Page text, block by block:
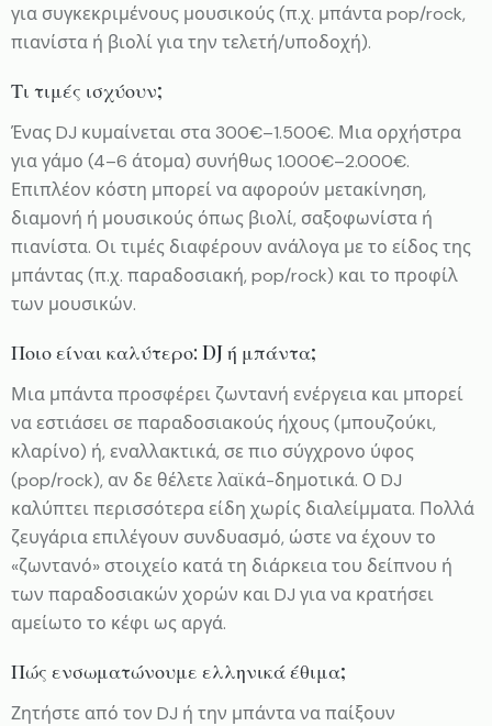
για συγκεκριμένους μουσικούς (π.χ. μπάντα pop/rock,
πιανίστα ή βιολί για την τελετή/υποδοχή).
Τι τιμές ισχύουν;
Ένας DJ κυμαίνεται στα 300€–1.500€. Μια ορχήστρα
για γάμο (4–6 άτομα) συνήθως 1.000€–2.000€.
Επιπλέον κόστη μπορεί να αφορούν μετακίνηση,
διαμονή ή μουσικούς όπως βιολί, σαξοφωνίστα ή
πιανίστα. Οι τιμές διαφέρουν ανάλογα με το είδος της
μπάντας (π.χ. παραδοσιακή, pop/rock) και το προφίλ
των μουσικών.
Ποιο είναι καλύτερο: DJ ή μπάντα;
Μια μπάντα προσφέρει ζωντανή ενέργεια και μπορεί
να εστιάσει σε παραδοσιακούς ήχους (μπουζούκι,
κλαρίνο) ή, εναλλακτικά, σε πιο σύγχρονο ύφος
(pop/rock), αν δε θέλετε λαϊκά-δημοτικά. Ο DJ
καλύπτει περισσότερα είδη χωρίς διαλείμματα. Πολλά
ζευγάρια επιλέγουν συνδυασμό, ώστε να έχουν το
«ζωντανό» στοιχείο κατά τη διάρκεια του δείπνου ή
των παραδοσιακών χορών και DJ για να κρατήσει
αμείωτο το κέφι ως αργά.
Πώς ενσωματώνουμε ελληνικά έθιμα;
Ζητήστε από τον DJ ή την μπάντα να παίξουν